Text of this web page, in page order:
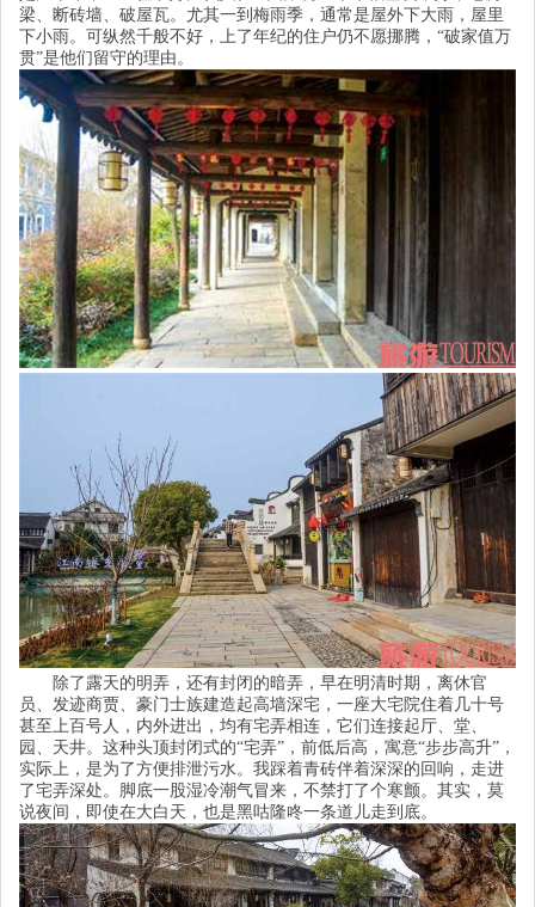
梁、断砖墙、破屋瓦。尤其一到梅雨季，通常是屋外下大雨，屋里
下小雨。可纵然千般不好，上了年纪的住户仍不愿挪腾， “破家值万
贯”是他们留守的理由。
除了露天的明弄，还有封闭的暗弄，早在明清时期，离休官
员、发迹商贾、豪门士族建造起高墙深宅，一座大宅院住着几十号
甚至上百号人，内外进出，均有宅弄相连，它们连接起厅、堂、
园、天井。这种头顶封闭式的“宅弄” ，前低后高，寓意“步步高升” ，
实际上，是为了方便排泄污水。我踩着青砖伴着深深的回响，走进
了宅弄深处。脚底一股湿冷潮气冒来，不禁打了个寒颤。其实，莫
说夜间，即使在大白天，也是黑咕隆咚一条道儿走到底。